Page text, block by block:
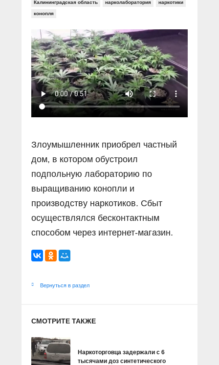
Социальные ролики
Прямой разговор
В знании сила
Специальный репортаж
КиберПОСТОВОЙ
Газета «Щит и меч»
Журнал «Полиция России»
О ПОРТАЛЕ
Контакты
Вакансии
Калининградская область нарколаборатория наркотики
конопля
Злоумышленник приобрел частный
дом, в котором обустроил
подпольную лабораторию по
выращиванию конопли и
производству наркотиков. Сбыт
осуществлялся бесконтактным
способом через интернет-магазин.
Вернуться в раздел
СМОТРИТЕ ТАКЖЕ
Наркоторговца задержали с 6
тысячами доз синтетического